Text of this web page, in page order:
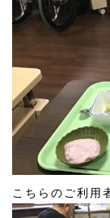
こちらのご利用